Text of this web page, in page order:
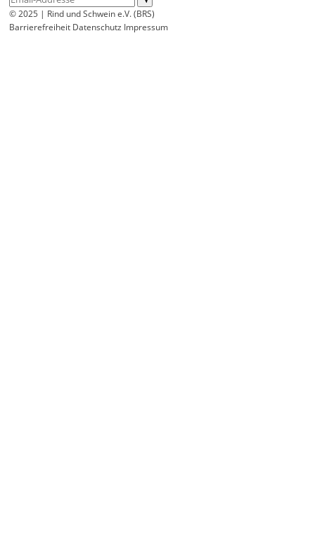
© 2025 | Rind und Schwein e.V. (BRS)
Barrierefreiheit Datenschutz Impressum